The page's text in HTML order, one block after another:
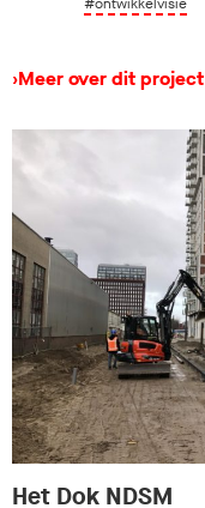
#ontwikkelvisie
›Meer over dit project
Het Dok NDSM